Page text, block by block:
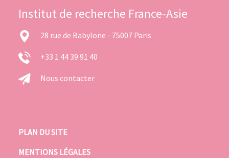
Institut de recherche France-Asie
28 rue de Babylone - 75007 Paris
+33 1 44 39 91 40
Nous contacter
PLAN DU SITE
MENTIONS LÉGALES